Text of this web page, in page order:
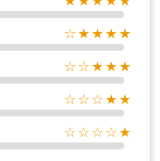
★★★★☆
★★★☆☆
★★☆☆☆
★☆☆☆☆